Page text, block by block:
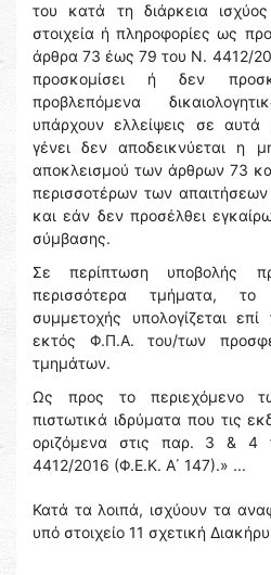
του κατά τη διάρκεια
στοιχεία ή πληροφορίες ως
άρθρα 73 έως 79 του Ν. 4412/
προσκομίσει ή δεν
προβλεπόμενα
υπάρχουν ελλείψεις σε
γένει δεν αποδεικνύεται η
αποκλεισμού των άρθρων 73
περισσοτέρων των απαιτήσεων
και εάν δεν προσέλθει
σύμβασης.
Σε περίπτωση υποβολής
περισσότερα τμήματα,
συμμετοχής υπολογίζεται
εκτός Φ.Π.Α. του/των
τμημάτων.
Ως προς το περιεχόμενο
πιστωτικά ιδρύματα που τις
οριζόμενα στις παρ. 3 &
4412/2016 (Φ.Ε.Κ. Α΄ 147).» ...
Κατά τα λοιπά, ισχύουν τα
υπό στοιχείο 11 σχετική